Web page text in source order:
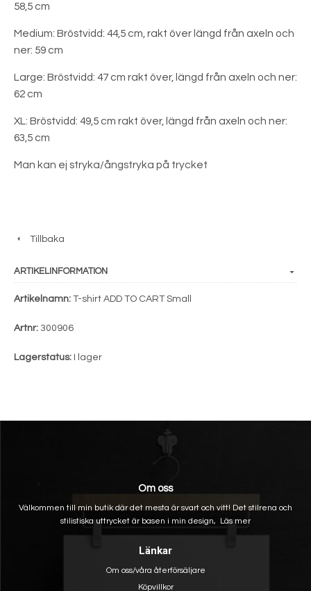
58,5 cm
Medium: Bröstvidd: 44,5 cm, rakt över längd från axeln och
ner: 59 cm
Large: Bröstvidd: 47 cm rakt över, längd från axeln och ner:
62 cm
XL: Bröstvidd: 49,5 cm rakt över, längd från axeln och ner:
63,5 cm
Man kan ej stryka/ångstryka på trycket
Tillbaka
ARTIKELINFORMATION
Artikelnamn: T-shirt ADD TO CART Small
Artnr: 300906
Lagerstatus: I lager
Om oss
Välkommen till min butik där det mesta är svart och vitt! Det stilrena och
stilistiska uttrycket är basen i min design, Läs mer
Länkar
Om oss/våra återförsäljare
Köpvillkor